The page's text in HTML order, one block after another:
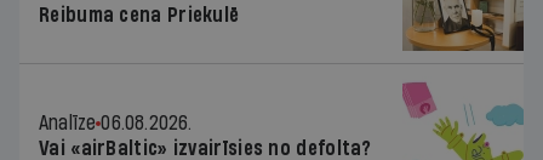
Reibuma cena Priekulē
Analīze 06.08.2026.
Vai «airBaltic» izvairīsies no defolta?